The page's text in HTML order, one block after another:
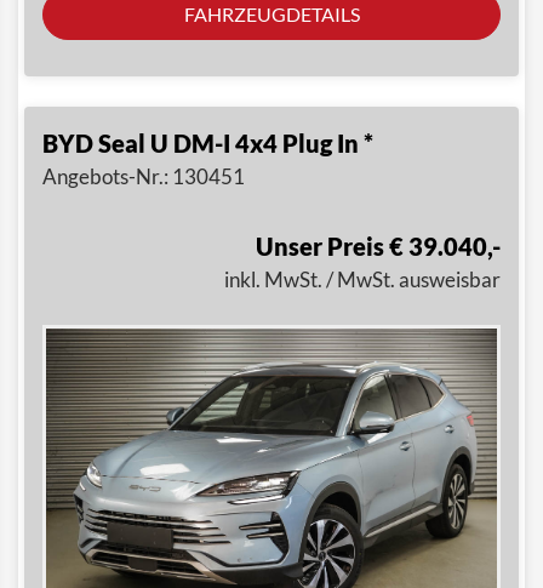
FAHRZEUGDETAILS
BYD Seal U DM-I 4x4 Plug In *
Angebots-Nr.: 130451
Unser Preis € 39.040,-
inkl. MwSt. / MwSt. ausweisbar